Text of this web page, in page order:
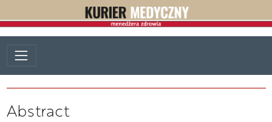
Abstract